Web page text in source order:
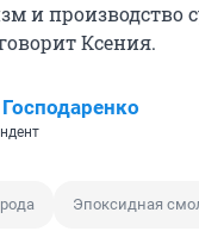
и производство
Ксения.
Эпоксидная